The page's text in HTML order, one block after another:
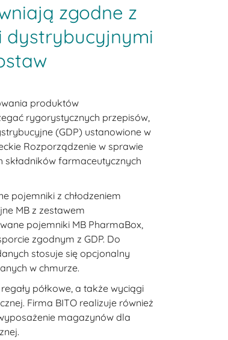
zgodne z
produktów
rygorystycznych przepisów,
(GDP) ustanowione w
Rozporządzenie w sprawie
farmaceutycznych
pojemniki z chłodzeniem
MB z zestawem
pojemniki MB PharmaBox,
zgodnym z GDP. Do
stosuje się opcjonalny
w chmurze.
półkowe, a także wyciągi
Firma BITO realizuje również
magazynów dla